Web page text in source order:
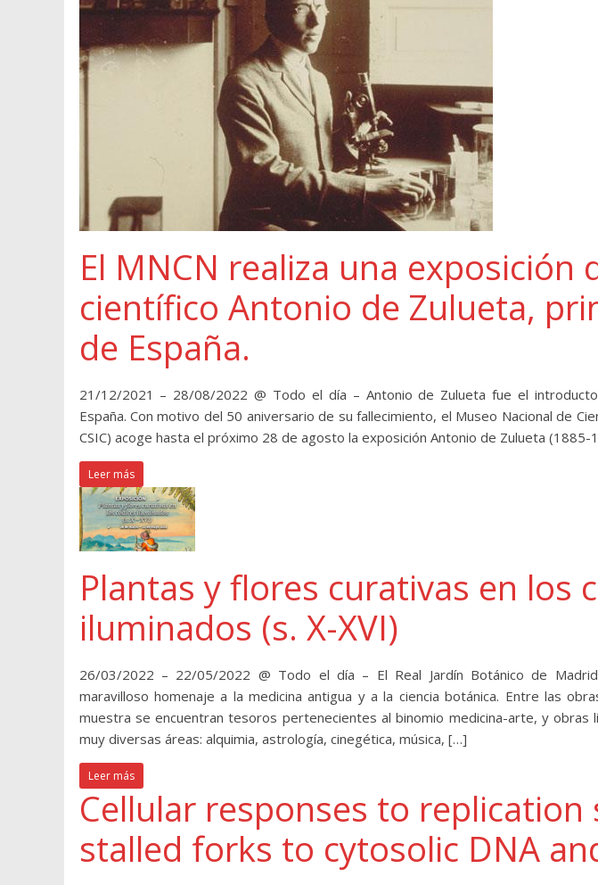
El MNCN realiza una exposición
científico Antonio de Zulueta,
de España.
21/12/2021 – 28/08/2022 @ Todo el día – Antonio de Zulueta fue el
España. Con motivo del 50 aniversario de su fallecimiento, el Museo Nacional de
CSIC) acoge hasta el próximo 28 de agosto la exposición Antonio de Zulueta
Leer más
Plantas y flores curativas en los
iluminados (s. X-XVI)
26/03/2022 – 22/05/2022 @ Todo el día – El Real Jardín Botánico de
maravilloso homenaje a la medicina antigua y a la ciencia botánica. Entre las
muestra se encuentran tesoros pertenecientes al binomio medicina-arte, y obras
muy diversas áreas: alquimia, astrología, cinegética, música, […]
Leer más
Cellular responses to
stalled forks to cytosolic DNA